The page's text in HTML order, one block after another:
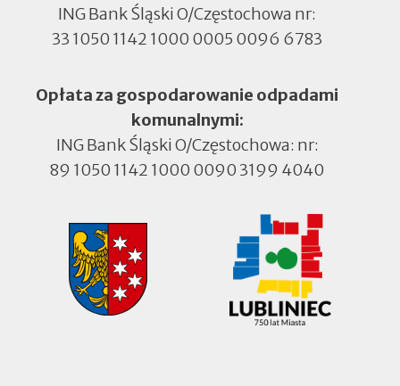
ING Bank Śląski O/Częstochowa nr:
33 1050 1142 1000 0005 0096 6783
Opłata za gospodarowanie odpadami
komunalnymi:
ING Bank Śląski O/Częstochowa: nr:
89 1050 1142 1000 0090 3199 4040